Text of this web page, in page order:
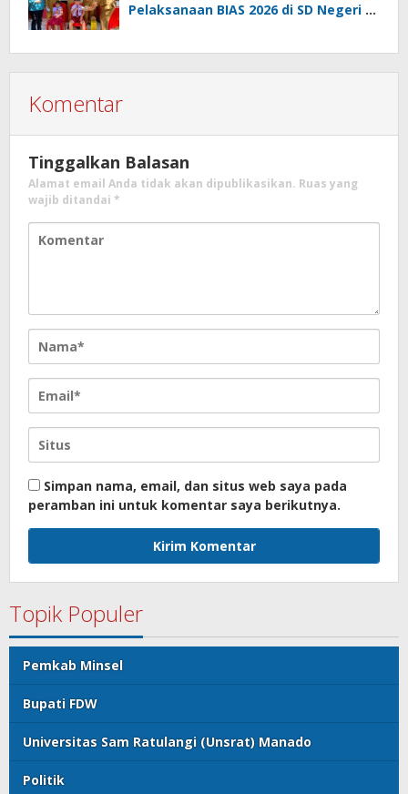
Pelaksanaan BIAS 2026 di SD Negeri 2
Komentar
Tinggalkan Balasan
Alamat email Anda tidak akan dipublikasikan. Ruas yang
wajib ditandai *
Simpan nama, email, dan situs web saya pada
peramban ini untuk komentar saya berikutnya.
Topik Populer
Pemkab Minsel
Bupati FDW
Universitas Sam Ratulangi (Unsrat) Manado
Politik